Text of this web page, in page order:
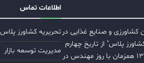
کشاورزی و صنایع غذایی در
پلاس" از تاریخ چهارم
اسفند ماه ۱۳۹۷ همزمان با روز مهندس در
اطلاعات تماس
تحریریه کشاورز پلاس
مدیریت توسعه بازار